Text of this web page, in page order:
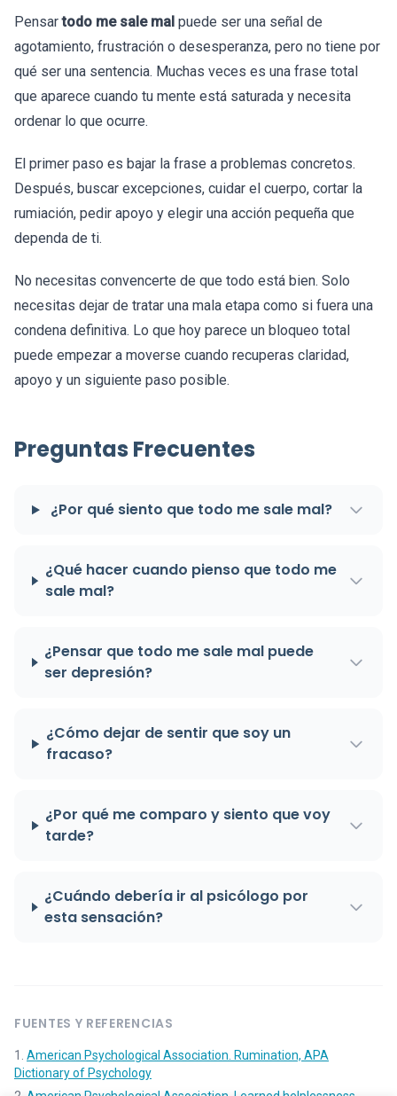
Pensartodo me sale mal puede ser una señal de
agotamiento, frustración o desesperanza, pero no tiene por
qué ser una sentencia. Muchas veces es una frase total
que aparece cuando tu mente está saturada y necesita
ordenar lo que ocurre.
El primer paso es bajar la frase a problemas concretos.
Después, buscar excepciones, cuidar el cuerpo, cortar la
rumiación, pedir apoyo y elegir una acción pequeña que
dependa de ti.
No necesitas convencerte de que todo está bien. Solo
necesitas dejar de tratar una mala etapa como si fuera una
condena definitiva. Lo que hoy parece un bloqueo total
puede empezar a moverse cuando recuperas claridad,
apoyo y un siguiente paso posible.
Preguntas Frecuentes
¿Por qué siento que todo me sale mal?
¿Qué hacer cuando pienso que todo me
sale mal?
¿Pensar que todo me sale mal puede
ser depresión?
¿Cómo dejar de sentir que soy un
fracaso?
¿Por qué me comparo y siento que voy
tarde?
¿Cuándo debería ir al psicólogo por
esta sensación?
FUENTES Y REFERENCIAS
American Psychological Association. Rumination, APA
Dictionary of Psychology